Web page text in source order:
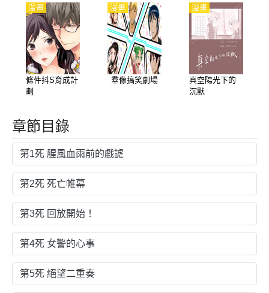
條件抖S育成計
劃
漫畫
羣像搞笑劇場
漫畫
真空陽光下的
沉默
漫畫
章節目錄
第1死 腥風血雨前的戲謔
第2死 死亡帷幕
第3死 回放開始！
第4死 女警的心事
第5死 絕望二重奏